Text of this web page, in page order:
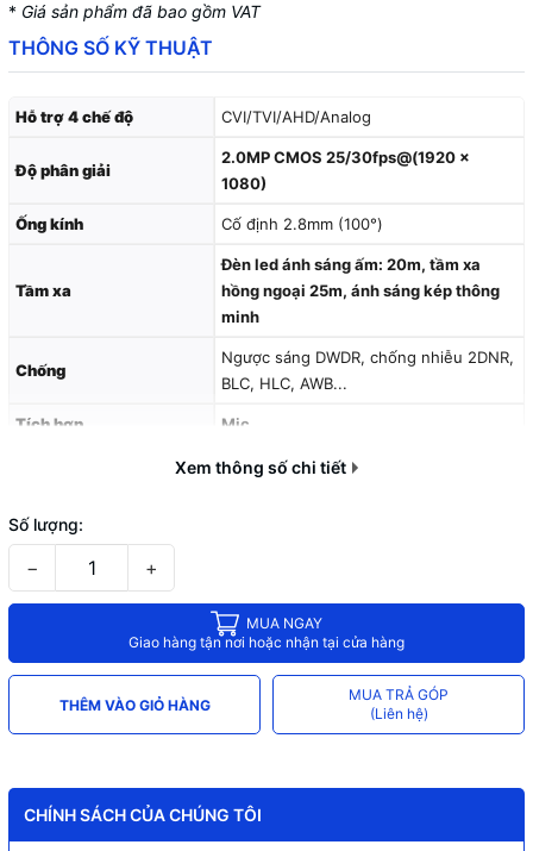
* Giá sản phẩm đã bao gồm VAT
THÔNG SỐ KỸ THUẬT
Hỗ trợ 4 chế độ CVI/TVI/AHD/Analog
Độ phân giải
2.0MP CMOS 25/30fps@(1920 ×
1080)
Ống kính Cố định 2.8mm (100°)
Tầm xa
Đèn led ánh sáng ấm: 20m, tầm xa
hồng ngoại 25m, ánh sáng kép thông
minh
Chống
Ngược sáng DWDR, chống nhiễu 2DNR,
BLC, HLC, AWB...
Tích hợp Mic
–40 °C to +60 °C
Chất liệu
đạt hiệu quả sử dụng ánh sáng kép tối
ưu
Xem thông số chi tiết
Số lượng:
− +
MUA NGAY
Giao hàng tận nơi hoặc nhận tại cửa hàng
THÊM VÀO GIỎ HÀNG
MUA TRẢ GÓP
(Liên hệ)
CHÍNH SÁCH CỦA CHÚNG TÔI